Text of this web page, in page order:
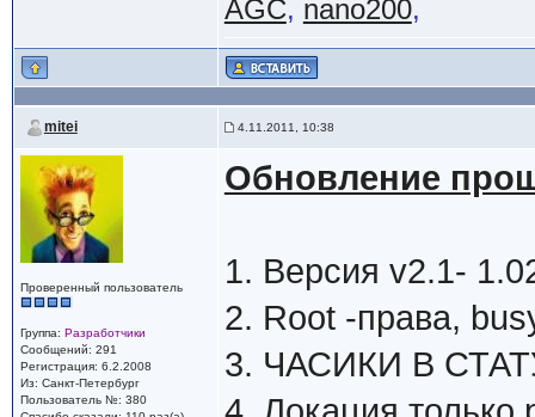
AGC, nano200,
mitei 4.11.2011, 10:38
Проверенный пользователь
Группа: Разработчики
Сообщений: 291
Регистрация: 6.2.2008
Из: Санкт-Петербург
Пользователь №: 380
Обновление
1. Версия v2.1-
2. Root -права,
3. ЧАСИКИ В